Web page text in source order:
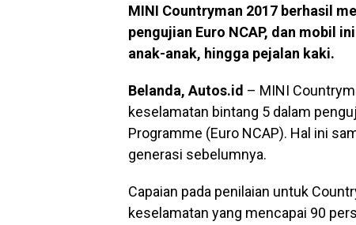
MINI Countryman 2017 berhasil
pengujian Euro NCAP, dan mobil
anak-anak, hingga pejalan kaki.
Belanda, Autos.id – MINI
keselamatan bintang 5 dalam
Programme (Euro NCAP). Hal ini
generasi sebelumnya.
Capaian pada penilaian untuk
keselamatan yang mencapai 90